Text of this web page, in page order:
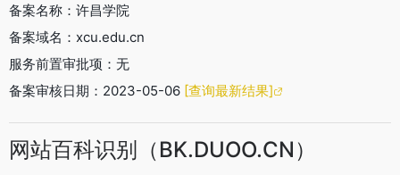
备案名称：许昌学院
备案域名：xcu.edu.cn
服务前置审批项：无
备案审核日期：2023-05-06 [查询最新结果]
网站百科识别（BK.DUOO.CN）